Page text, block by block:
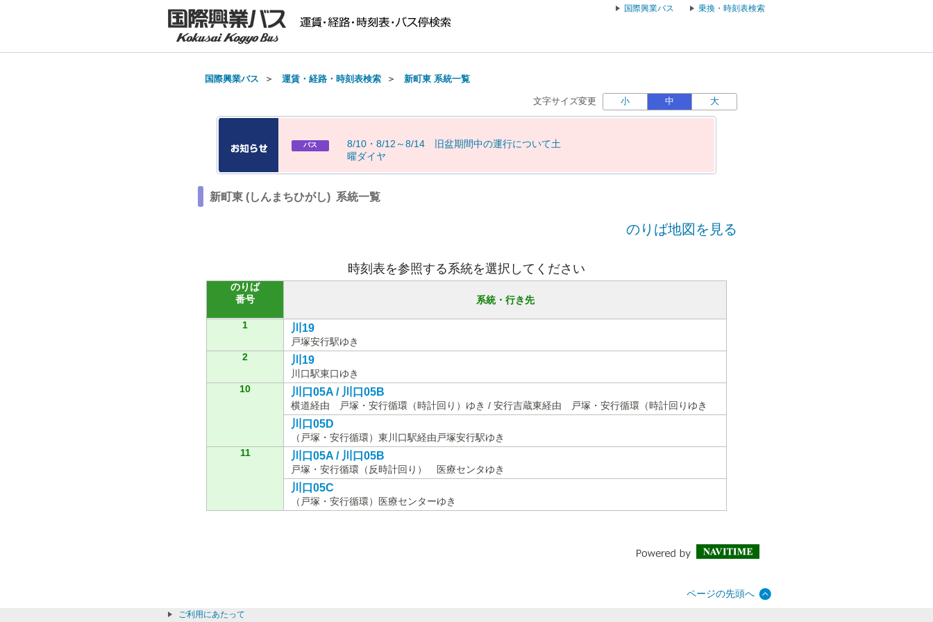
国際興業バス 乗換・時刻表検索
国際興業バス ＞ 運賃・経路・時刻表検索 ＞ 新町東 系統一覧
文字サイズ変更 小 中 大
バス 8/10 ・ 8/1 2 ～8/14 旧盆期間中の運行について土
曜ダイヤ
新町東 (しんまちひがし) 系統一覧
のりば地図を見る
時刻表を参照する系統を選択してください
のりば
番号
系統・行き先
1 川19
戸塚安行駅ゆき
2
川19
川口駅東口ゆき
10
川口05A / 川口05B
横道経由 戸塚・安行循環（時計回り）ゆき / 安行吉蔵東経由 戸塚・安行循環（時計回りゆき
川口05D
（戸塚・安行循環）東川口駅経由戸塚安行駅ゆき
11
川口05A / 川口05B
戸塚・安行循環（反時計回り） 医療センタゆき
川口05C
（戸塚・安行循環）医療センターゆき
ページの先頭へ
ご利用にあたって